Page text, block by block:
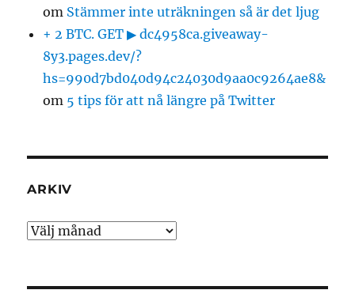
om Stämmer inte uträkningen så är det ljug
+ 2 BTC. GET ▶ dc4958ca.giveaway-
8y3.pages.dev/?
hs=990d7bd040d94c24030d9aa0c9264ae8&
om 5 tips för att nå längre på Twitter
ARKIV
Arkiv